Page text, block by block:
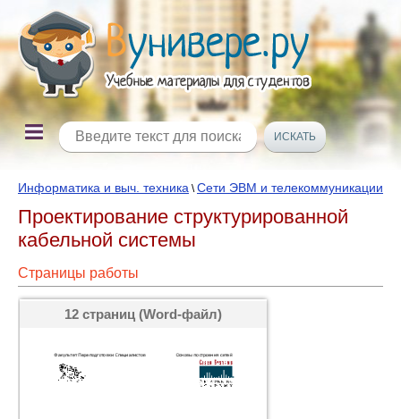
Информатика и выч. техника \Сети ЭВМ и телекоммуникации
Проектирование структурированной
кабельной системы
Страницы работы
12 страниц (Word-файл)